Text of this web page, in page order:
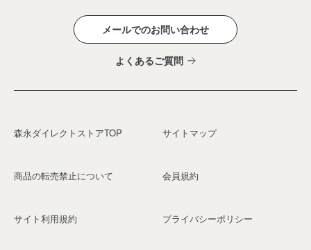
メールでのお問い合わせ
よくあるご質問
森永ダイレクトストアTOP サイトマップ
商品の転売禁止について 会員規約
サイト利用規約 プライバシーポリシー